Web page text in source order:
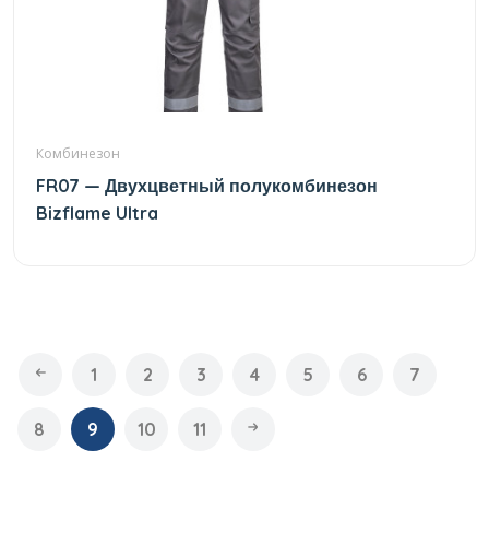
Комбинезон
FR07 — Двухцветный полукомбинезон
Bizflame Ultra
1 2 3 4 5 6 7
8 9 10 11